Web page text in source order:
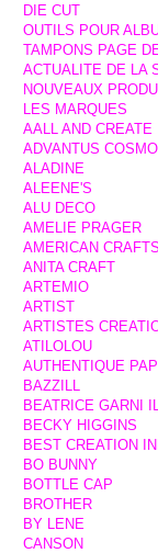
DIE CUT
OUTILS POUR
TAMPONS PAGE
ACTUALITE DE LA
NOUVEAUX
LES MARQUES
AALL AND CREATE
ADVANTUS COSMO
ALADINE
ALEENE'S
ALU DECO
AMELIE PRAGER
AMERICAN CRAFTS
ANITA CRAFT
ARTEMIO
ARTIST
ARTISTES
ATILOLOU
AUTHENTIQUE
BAZZILL
BEATRICE GARNI
BECKY HIGGINS
BEST CREATION
BO BUNNY
BOTTLE CAP
BROTHER
BY LENE
CANSON